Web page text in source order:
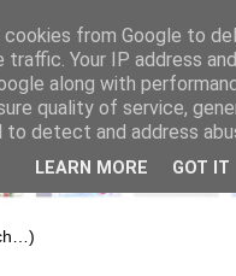
cookies from Google to
traffic. Your IP address
along with
quality of service,
detect and address
LEARN MORE GOT IT